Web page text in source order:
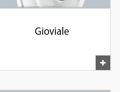
Gioviale